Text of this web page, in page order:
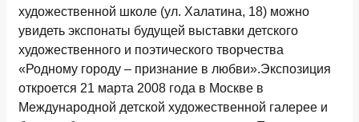
художественной школе (ул. Халатина, 18) можно
увидеть экспонаты будущей выставки детского
художественного и поэтического творчества
«Родному городу – признание в любви».Экспозиция
откроется 21 марта 2008 года в Москве в
Международной детской художественной галерее и